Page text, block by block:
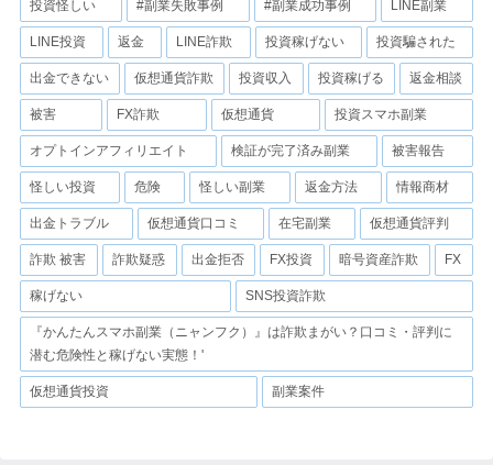
投資怪しい #副業失敗事例 #副業成功事例 LINE副業
LINE投資 返金 LINE詐欺 投資稼げない 投資騙された
出金できない 仮想通貨詐欺 投資収入 投資稼げる 返金相談
被害 FX詐欺 仮想通貨 投資スマホ副業
オプトインアフィリエイト 検証が完了済み副業 被害報告
怪しい投資 危険 怪しい副業 返金方法 情報商材
出金トラブル 仮想通貨口コミ 在宅副業 仮想通貨評判
詐欺 被害 詐欺疑惑 出金拒否 FX投資 暗号資産詐欺 FX
稼げない SNS投資詐欺
『かんたんスマホ副業（ニャンフク）』は詐欺まがい？口コミ・評判に
潜む危険性と稼げない実態！'
仮想通貨投資 副業案件